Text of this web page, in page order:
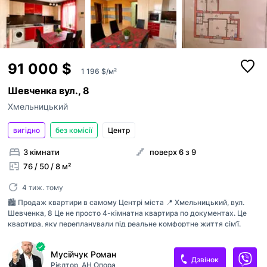
91 000 $ 1 196 $/м²
Шевченка вул., 8
Хмельницький
вигідно без комісії Центр
3 кімнати
76 / 50 / 8 м²
поверх 6 з 9
4 тиж. тому
🏙️ Продаж квартири в самому Центрі міста 📍 Хмельницький, вул.
Шевченка, 8 Це не просто 4-кімнатна квартира по документах. Це
квартира, яку перепланували під реальне комфортне життя сім’ї.
формат: 🛏️ 3 окремі спальні 🍽️ велика кухня-студія 26 м² 🚿 суміжний
санвузол 📦 2 кладові 🌿 2 засклені балкони Тобто у кожного є свій
Мусійчук Роман
Рієлтор АН Опора
Дзвінок